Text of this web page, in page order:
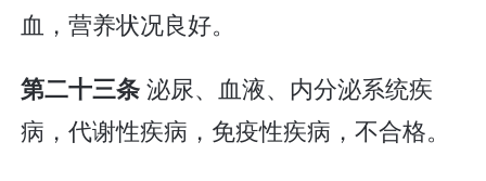
血，营养状况良好。
第二十三条泌尿、血液、内分泌系统疾
病，代谢性疾病，免疫性疾病，不合格。